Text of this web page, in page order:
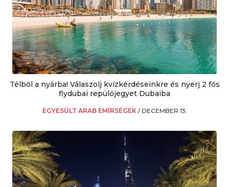
Télből a nyárba! Válaszolj kvízkérdéseinkre és nyerj 2 fős
flydubai repülőjegyet Dubaiba
EGYESÜLT ARAB EMÍRSÉGEK / DECEMBER 13.